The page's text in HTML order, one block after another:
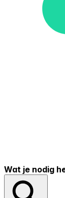
Wat je nodig